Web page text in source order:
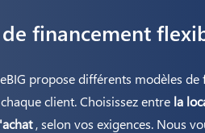
financement
propose différents modèles
client. Choisissez entre la
, selon vos exigences. Nous